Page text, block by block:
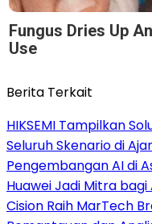
Fungus Dries Up
Use
Berita Terkait
HIKSEMI Tampilkan
Seluruh Skenario di
Pengembangan AI di
Huawei Jadi Mitra bagi
Cision Raih MarTech